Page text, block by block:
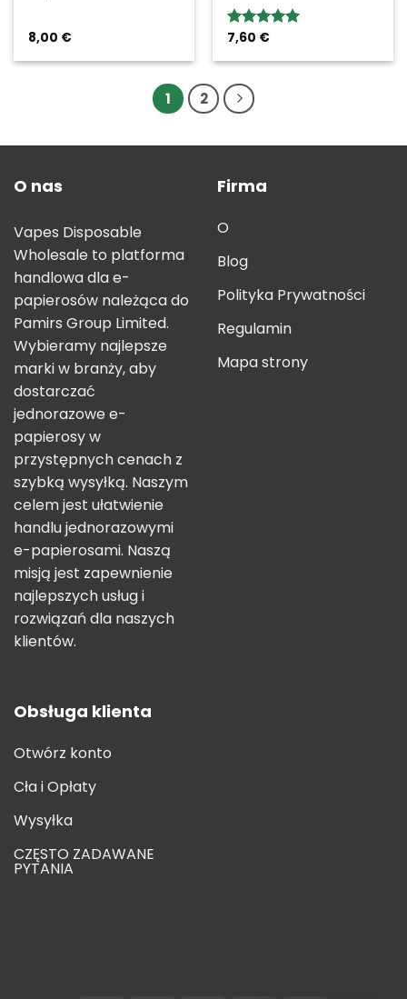
8,00 € Rated5.00
7,60 €
1 2
O nas
Vapes Disposable
Wholesale to platforma
handlowa dla e-
papierosów należąca do
Pamirs Group Limited.
Wybieramy najlepsze
marki w branży, aby
dostarczać
jednorazowe e-
papierosy w
przystępnych cenach z
szybką wysyłką. Naszym
celem jest ułatwienie
handlu jednorazowymi
e-papierosami. Naszą
misją jest zapewnienie
najlepszych usług i
rozwiązań dla naszych
klientów.
Firma
O
Blog
Polityka Prywatności
Regulamin
Mapa strony
Obsługa klienta
Otwórz konto
Cła i Opłaty
Wysyłka
CZĘSTO ZADAWANE
PYTANIA